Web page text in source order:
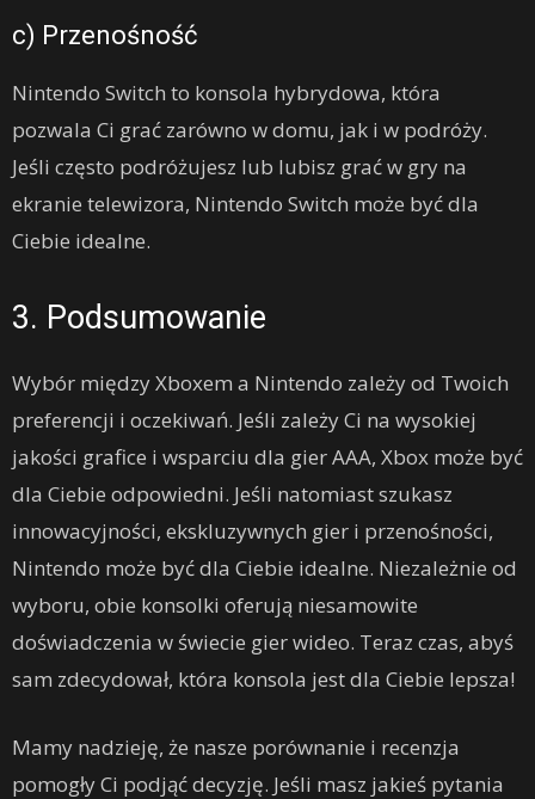
c) Przenośność
Nintendo Switch to konsola hybrydowa, która
pozwala Ci grać zarówno w domu, jak i w podróży.
Jeśli często podróżujesz lub lubisz grać w gry na
ekranie telewizora, Nintendo Switch może być dla
Ciebie idealne.
3. Podsumowanie
Wybór między Xboxem a Nintendo zależy od Twoich
preferencji i oczekiwań. Jeśli zależy Ci na wysokiej
jakości grafice i wsparciu dla gier AAA, Xbox może być
dla Ciebie odpowiedni. Jeśli natomiast szukasz
innowacyjności, ekskluzywnych gier i przenośności,
Nintendo może być dla Ciebie idealne. Niezależnie od
wyboru, obie konsolki oferują niesamowite
doświadczenia w świecie gier wideo. Teraz czas, abyś
sam zdecydował, która konsola jest dla Ciebie lepsza!
Mamy nadzieję, że nasze porównanie i recenzja
pomogły Ci podjąć decyzję. Jeśli masz jakieś pytania